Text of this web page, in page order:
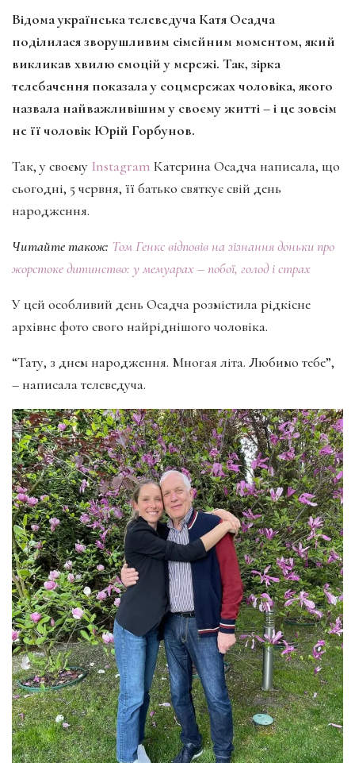
Відома українська телеведуча Катя Осадча
поділилася зворушливим сімейним моментом, який
викликав хвилю емоцій у мережі. Так, зірка
телебачення показала у соцмережах чоловіка, якого
назвала найважливішим у своєму житті – і це зовсім
не її чоловік Юрій Горбунов.
Так, у своєму Instagram Катерина Осадча написала, що
сьогодні, 5 червня, її батько святкує свій день
народження.
Читайте також: Том Генкс відповів на зізнання доньки про
жорстоке дитинство: у мемуарах – побої, голод і страх
У цей особливий день Осадча розмістила рідкісне
архівне фото свого найріднішого чоловіка.
“Тату, з днем народження. Многая літа. Любимо тебе”,
– написала телеведуча.